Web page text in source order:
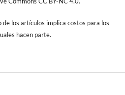
los artículos implica costos para los
hacen parte.